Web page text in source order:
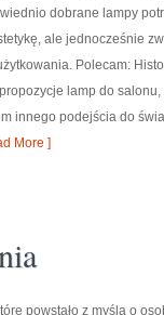
dobrane lampy
ale jednocześnie
Polecam:
lamp do
innego podejścia do
More ]
powstało z myślą o